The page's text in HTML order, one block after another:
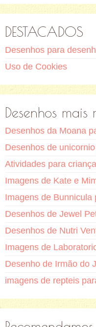
DESTACADOS
Desenhos para
Uso de Cookies
Desenhos mais
Desenhos da Moana
Desenhos de
Atividades para
Imagens de Kate e
Imagens de Bunnicula
Desenhos de Jewel
Desenhos de Nutri
Imagens de
Desenho de Irmão do
imagens de repteis